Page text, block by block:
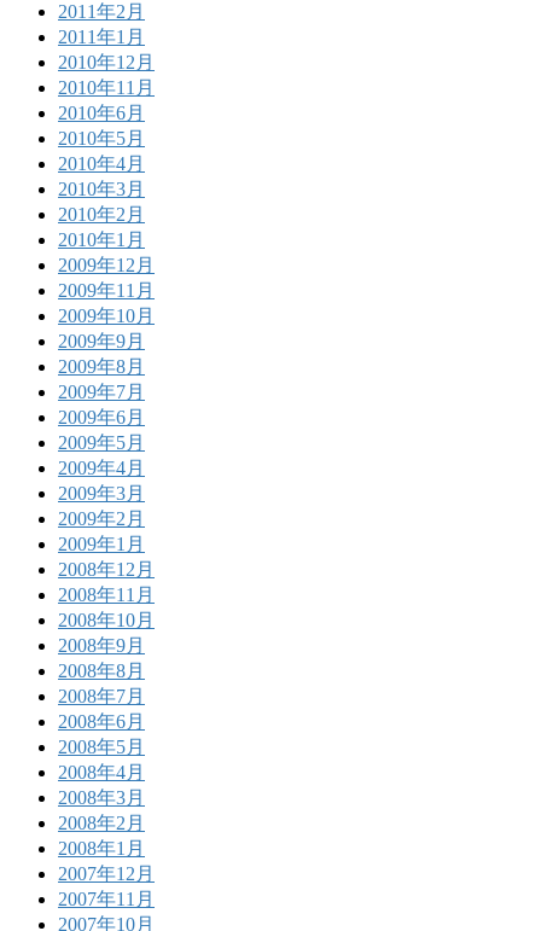
2011年2月
2011年1月
2010年12月
2010年11月
2010年6月
2010年5月
2010年4月
2010年3月
2010年2月
2010年1月
2009年12月
2009年11月
2009年10月
2009年9月
2009年8月
2009年7月
2009年6月
2009年5月
2009年4月
2009年3月
2009年2月
2009年1月
2008年12月
2008年11月
2008年10月
2008年9月
2008年8月
2008年7月
2008年6月
2008年5月
2008年4月
2008年3月
2008年2月
2008年1月
2007年12月
2007年11月
2007年10月